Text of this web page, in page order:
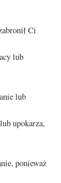
Ci
lub
lub
upokarza,
ponieważ